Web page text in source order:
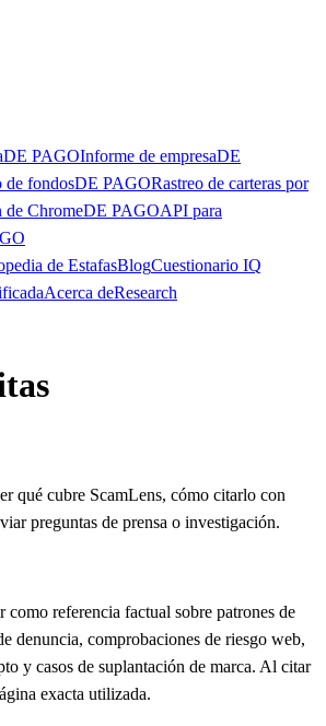
DE PAGOInforme de empresaDE
de fondosDE PAGORastreo de carteras por
de ChromeDE PAGOAPI para
de EstafasBlogCuestionario IQ
Acerca deResearch
qué cubre ScamLens, cómo citarlo con
preguntas de prensa o investigación.
como referencia factual sobre patrones de
denuncia, comprobaciones de riesgo web,
y casos de suplantación de marca. Al citar
exacta utilizada.